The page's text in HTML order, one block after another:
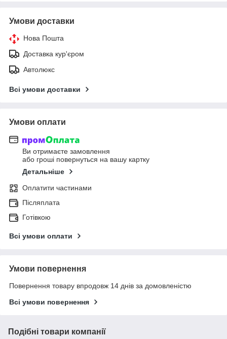
Умови доставки
Нова Пошта
Доставка кур'єром
Автолюкс
Всі умови доставки
Умови оплати
Ви отримаєте замовлення
або гроші повернуться на вашу картку
Детальніше
Оплатити частинами
Післяплата
Готівкою
Всі умови оплати
Умови повернення
Повернення товару впродовж 14 днів за домовленістю
Всі умови повернення
Подібні товари компанії